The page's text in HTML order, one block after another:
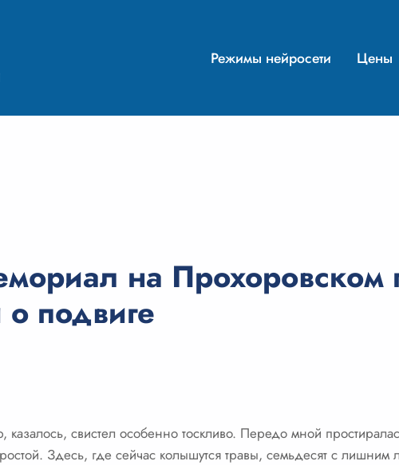
Режимы нейросети Цены
на Прохоровском
подвиге
казалось, свистел особенно тоскливо. Передо мной
Здесь, где сейчас колышутся травы, семьдесят с лишним